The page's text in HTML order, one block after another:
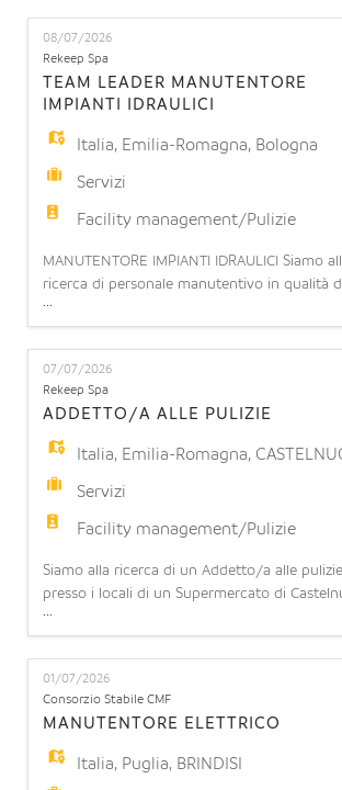
Sant'Orsola di Bologna. L'impiantista
cantiere è una figura tecnica specializzata
nell'installazione, collaudo e manutenzione di
sistemi idrici, termici e di climatizzazion
08/07/2026
Rekeep Spa
TEAM LEADER MANUTENTORE
IMPIANTI IDRAULICI
Italia, Emilia-Romagna, Bologna
Servizi
Facility management/Pulizie
MANUTENTORE IMPIANTI IDRAULICI Siamo
ricerca di personale manutentivo in qualità
installatore/manutentore impianti
idrotermosanitari presso presso Ospedale
Sant'Orsola. L'impiantista idraulico di
una figura tecnica specializzata
collaudo e manutenzione di sistemi idrici,
di climatizzazione complessi
...
07/07/2026
Rekeep Spa
ADDETTO/A ALLE PULIZIE
Italia, Emilia-Romagna,
Servizi
Facility management/Pulizie
Siamo alla ricerca di un Addetto/a alle pulizie
presso i locali di un Supermercato di
COSA OFFRIAMO: Contratto part-time: 7/8 ore
settimanali (part time orizzontale 17.5%/
giorni lavorativi a settimana (turnazione da
a domenica). Possibilità di stabilità:
...
01/07/2026
Consorzio Stabile CMF
MANUTENTORE ELETTRICO
Italia, Puglia, BRINDISI